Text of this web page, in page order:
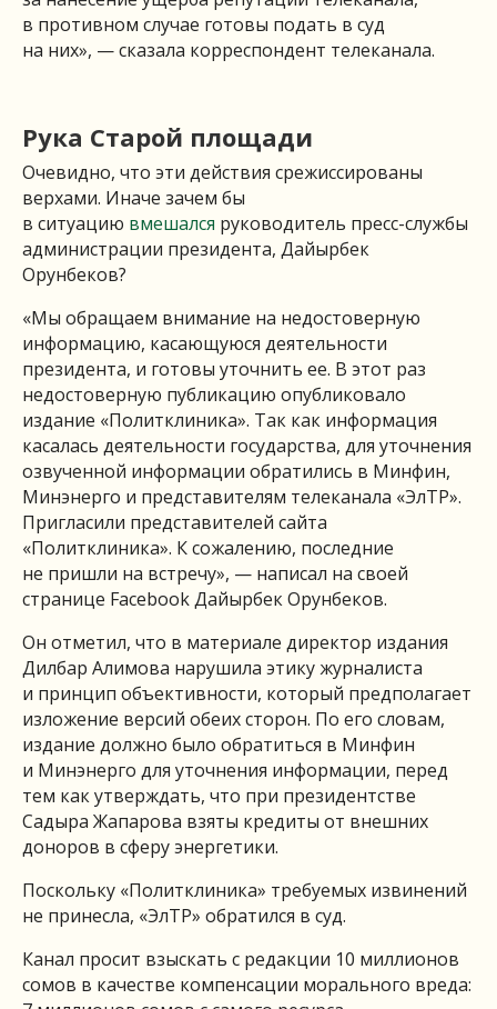
в противном случае готовы подать в суд
на них», — сказала корреспондент телеканала.
Рука Старой площади
Очевидно, что эти действия срежиссированы
верхами. Иначе зачем бы
в ситуацию вмешался руководитель пресс-службы
администрации президента, Дайырбек
Орунбеков?
«Мы обращаем внимание на недостоверную
информацию, касающуюся деятельности
президента, и готовы уточнить ее. В этот раз
недостоверную публикацию опубликовало
издание «Политклиника». Так как информация
касалась деятельности государства, для уточнения
озвученной информации обратились в Минфин,
Минэнерго и представителям телеканала «ЭлТР».
Пригласили представителей сайта
«Политклиника». К сожалению, последние
не пришли на встречу», — написал на своей
странице Facebook Дайырбек Орунбеков.
Он отметил, что в материале директор издания
Дилбар Алимова нарушила этику журналиста
и принцип объективности, который предполагает
изложение версий обеих сторон. По его словам,
издание должно было обратиться в Минфин
и Минэнерго для уточнения информации, перед
тем как утверждать, что при президентстве
Садыра Жапарова взяты кредиты от внешних
доноров в сферу энергетики.
Поскольку «Политклиника» требуемых извинений
не принесла, «ЭлТР» обратился в суд.
Канал просит взыскать с редакции 10 миллионов
сомов в качестве компенсации морального вреда: